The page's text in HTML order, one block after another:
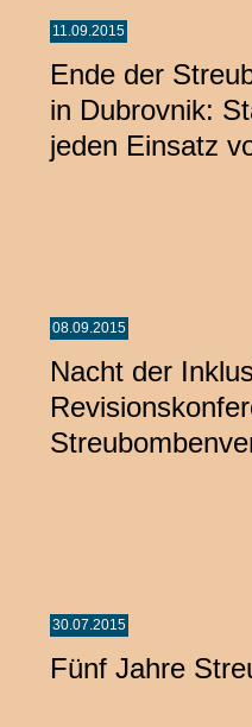
11.09.2015
Ende der
in Dubrovnik:
jeden Einsatz
08.09.2015
Nacht der
30.07.2015
Fünf Jahre